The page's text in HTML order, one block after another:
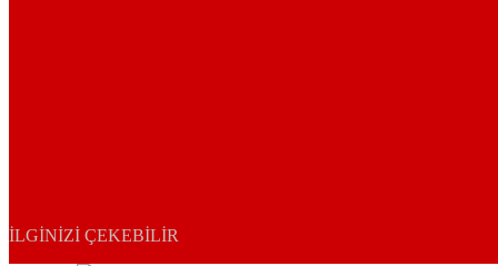
İLGINIZI ÇEKEBILIR